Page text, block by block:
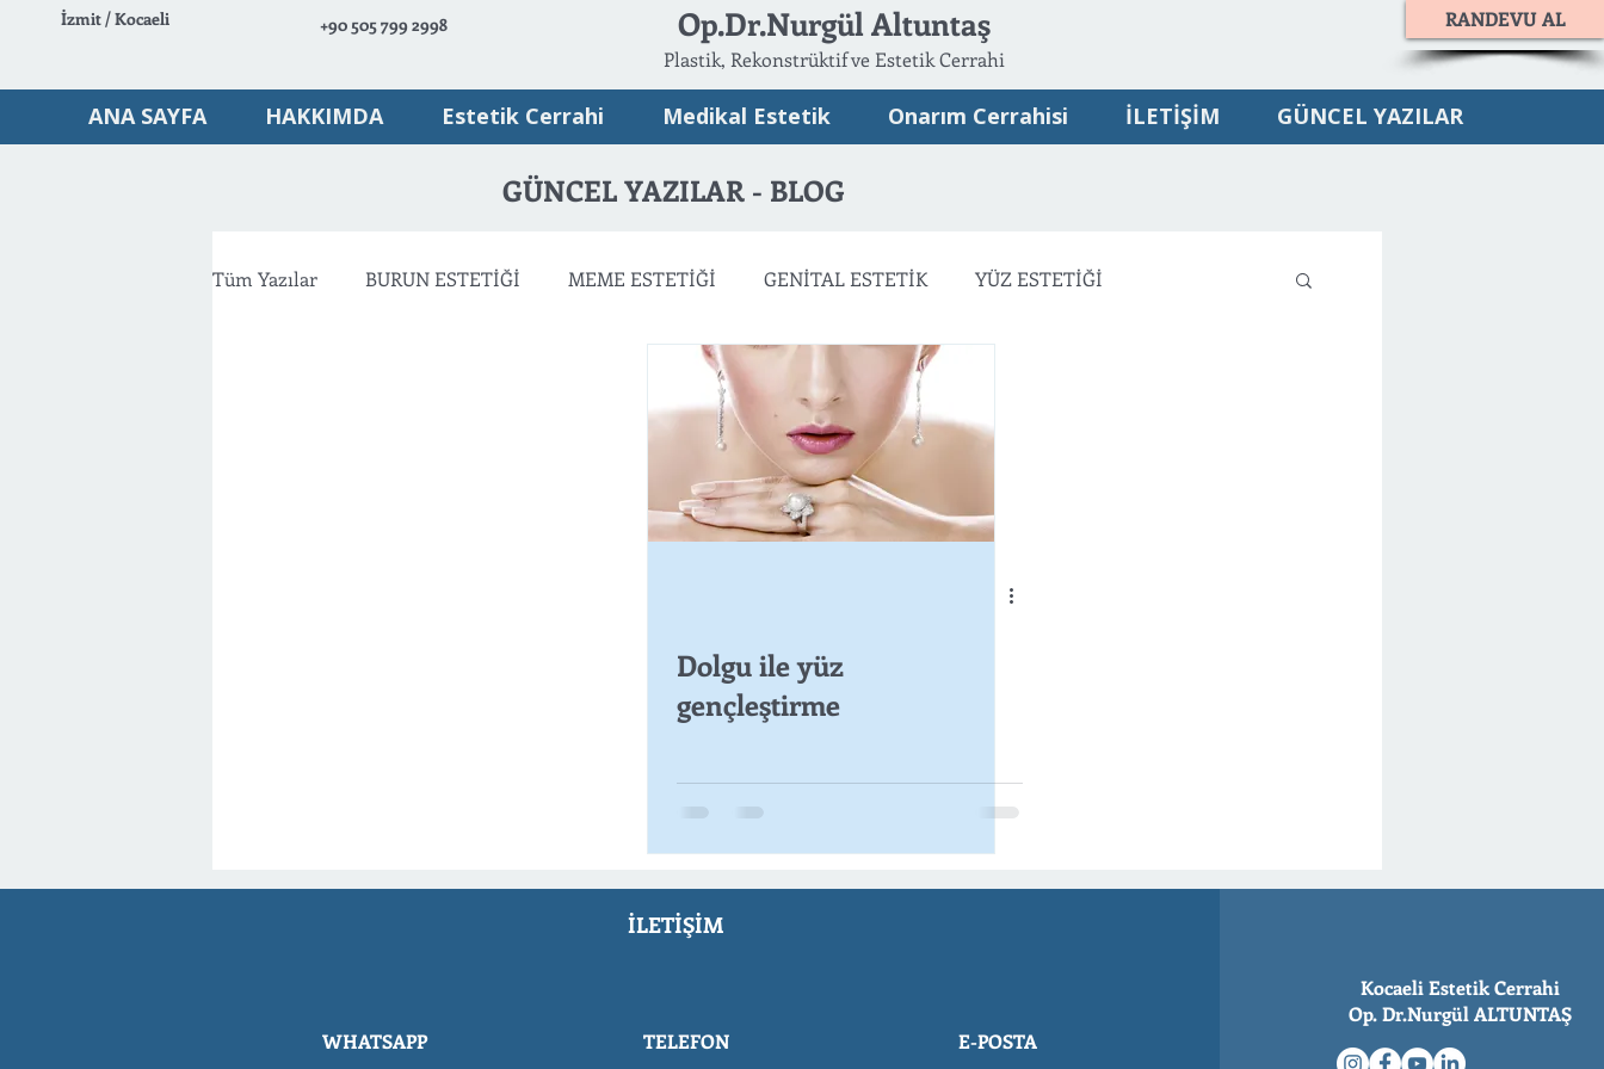
İzmit / Kocaeli +90 505 799 2998 RANDEVU AL
Op.Dr.Nurgül Altuntaş
Plastik, Rekonstrüktif ve Estetik Cerrahi
ANA SAYFA HAKKIMDA Estetik Cerrahi Medikal Estetik Onarım Cerrahisi İLETİŞİM GÜNCEL YAZILAR
GÜNCEL YAZILAR - BLOG
Tüm Yazılar BURUN ESTETİĞİ MEME ESTETİĞİ GENİTAL ESTETİK YÜZ ESTETİĞİ
ONARIM CERRAHİSİ
Dolgu ile yüz
gençleştirme
İLETİŞİM
WHATSAPP
TELEFON
E-POSTA
Kocaeli Estetik Cerrahi
Op. Dr.Nurgül ALTUNTAŞ